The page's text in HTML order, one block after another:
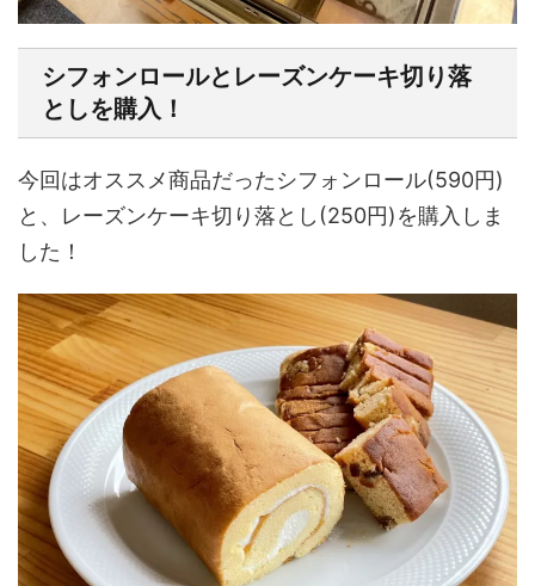
シフォンロールとレーズンケーキ切り落
としを購入！
今回はオススメ商品だったシフォンロール(590円)
と、レーズンケーキ切り落とし(250円)を購入しま
した！